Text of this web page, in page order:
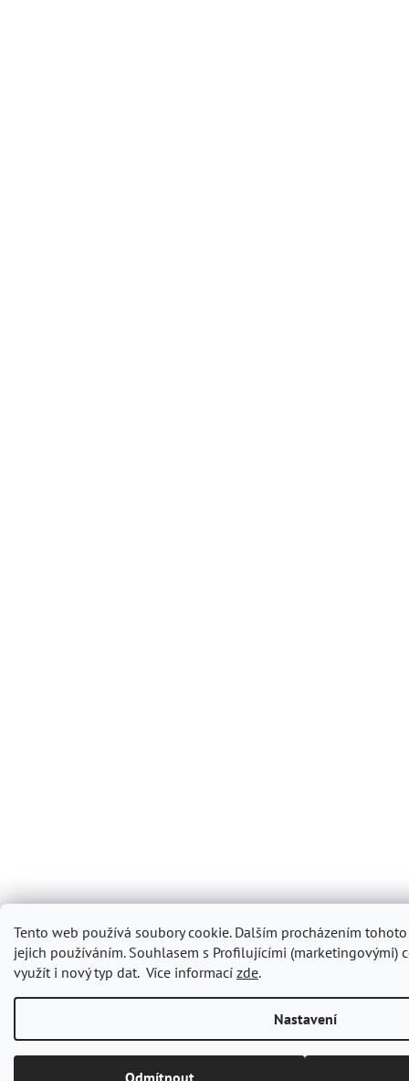
Tento web používá soubory cookie. Dalším procházením
jejich používáním. Souhlasem s Profilujícími (marketingovými)
využít i nový typ dat. Více informací zde.
Nastavení
Odmítnout